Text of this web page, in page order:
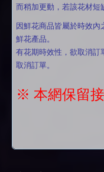
而稍加更動，若該花材短
因鮮花商品皆屬於時效
鮮花產品。
有花期時效性，欲取消訂
取消訂單。
※ 本網保留